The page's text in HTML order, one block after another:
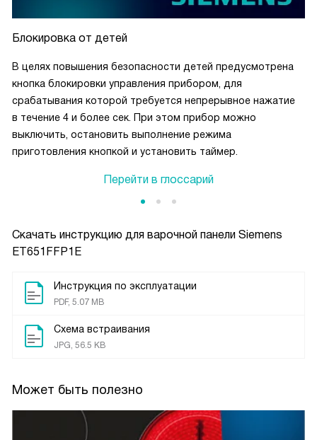
Скачать инструкцию для варочной панели Siemens
ET651FFP1E
Инструкция по эксплуатации
PDF, 5.07 MB
Схема встраивания
JPG, 56.5 KB
Может быть полезно
Блокировка от детей
В целях повышения безопасности детей предусмотрена
кнопка блокировки управления прибором, для
срабатывания которой требуется непрерывное нажатие
в течение 4 и более сек. При этом прибор можно
выключить, остановить выполнение режима
приготовления кнопкой и установить таймер.
Перейти в глоссарий